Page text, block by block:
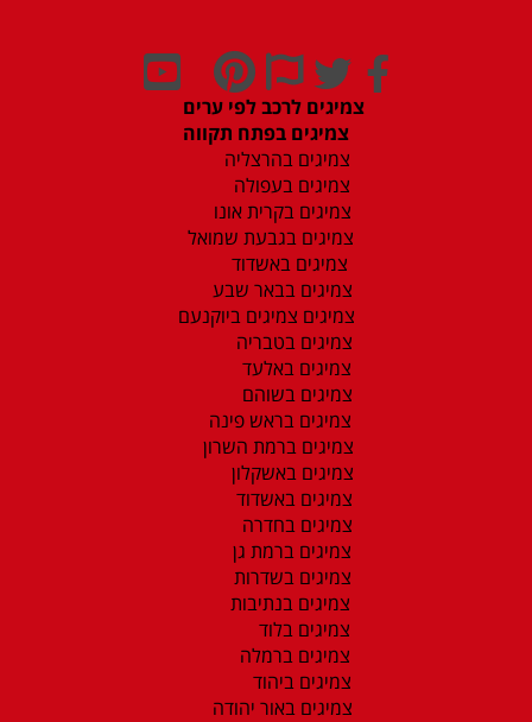
צמיגים לרכב לפי ערים
צמיגים בפתח תקווה
צמיגים בהרצליה
צמיגים בעפולה
צמיגים בקרית אונו
צמיגים בגבעת שמואל
צמיגים באשדוד
צמיגים בבאר שבע
צמיגים צמיגים ביוקנעם
צמיגים בטבריה
צמיגים באלעד
צמיגים בשוהם
צמיגים בראש פינה
צמיגים ברמת השרון
צמיגים באשקלון
צמיגים באשדוד
צמיגים בחדרה
צמיגים ברמת גן
צמיגים בשדרות
צמיגים בנתיבות
צמיגים בלוד
צמיגים ברמלה
צמיגים ביהוד
צמיגים באור יהודה